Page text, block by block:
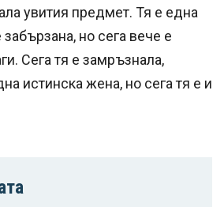
увития предмет. Тя е една
но сега вече е
Сега тя е замръзнала,
истинска жена, но сега тя е и